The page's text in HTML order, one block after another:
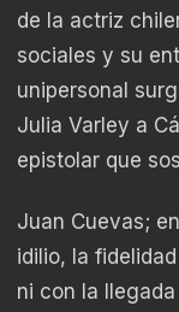
de la actriz
sociales y su
unipersonal
Julia Varley a
epistolar que
Juan Cuevas;
idilio, la
ni con la